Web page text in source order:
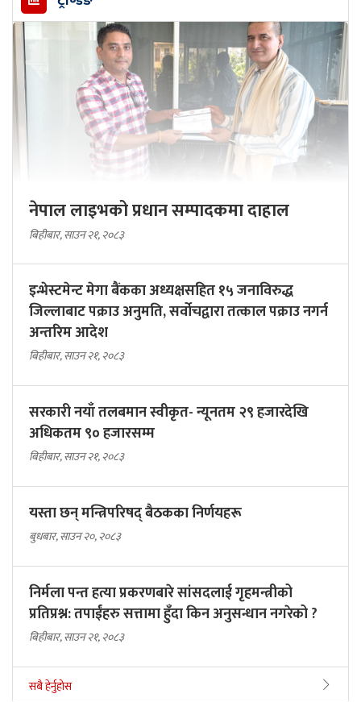
नेपाल लाइभको प्रधान सम्पादकमा दाहाल
बिहीबार, साउन २१, २०८३
इन्भेस्टमेन्ट मेगा बैंकका अध्यक्षसहित १५ जनाविरुद्ध
जिल्लाबाट पक्राउ अनुमति, सर्वोचद्वारा तत्काल पक्राउ नगर्न
अन्तरिम आदेश
बिहीबार, साउन २१, २०८३
सरकारी नयाँ तलबमान स्वीकृत- न्यूनतम २९ हजारदेखि
अधिकतम ९० हजारसम्म
बिहीबार, साउन २१, २०८३
यस्ता छन् मन्त्रिपरिषद् बैठकका निर्णयहरू
बुधबार, साउन २०, २०८३
निर्मला पन्त हत्या प्रकरणबारे सांसदलाई गृहमन्त्रीको
प्रतिप्रश्न: तपाईंहरु सत्तामा हुँदा किन अनुसन्धान नगरेको ?
बिहीबार, साउन २१, २०८३
सबै हेर्नुहोस